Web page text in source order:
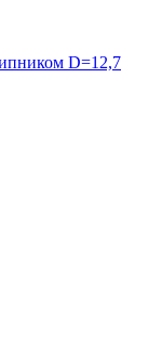
D=12,7